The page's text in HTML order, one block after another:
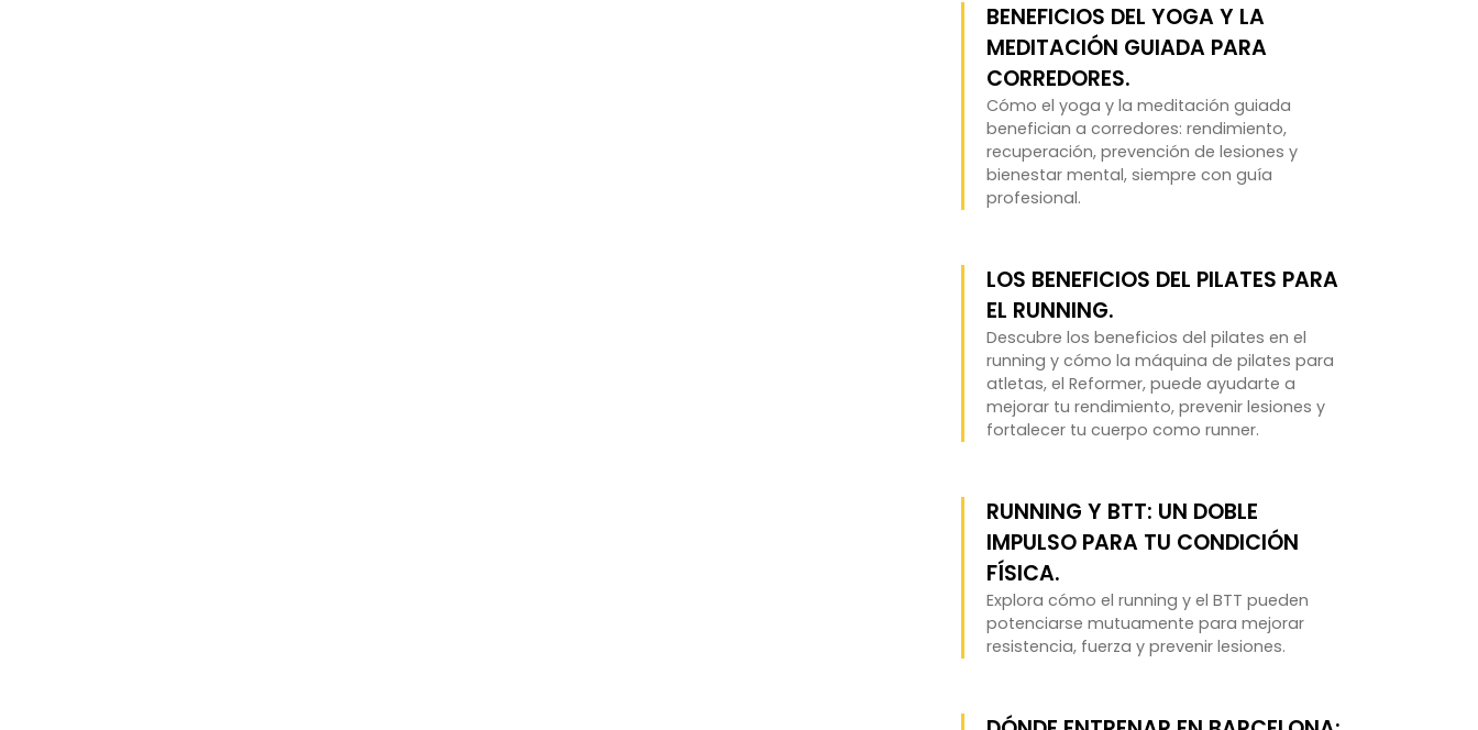
BENEFICIOS DEL YOGA Y LA
MEDITACIÓN GUIADA PARA
CORREDORES.
Cómo el yoga y la meditación guiada
benefician a corredores: rendimiento,
recuperación, prevención de lesiones y
bienestar mental, siempre con guía
profesional.
LOS BENEFICIOS DEL PILATES PARA
EL RUNNING.
Descubre los beneficios del pilates en el
running y cómo la máquina de pilates para
atletas, el Reformer, puede ayudarte a
mejorar tu rendimiento, prevenir lesiones y
fortalecer tu cuerpo como runner.
RUNNING Y BTT: UN DOBLE
IMPULSO PARA TU CONDICIÓN
FÍSICA.
Explora cómo el running y el BTT pueden
potenciarse mutuamente para mejorar
resistencia, fuerza y prevenir lesiones.